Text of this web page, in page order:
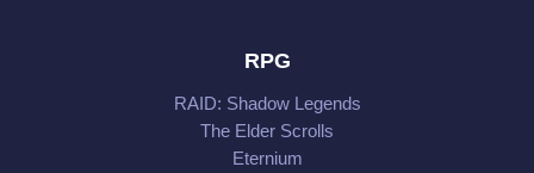
RPG
RAID: Shadow Legends
The Elder Scrolls
Eternium